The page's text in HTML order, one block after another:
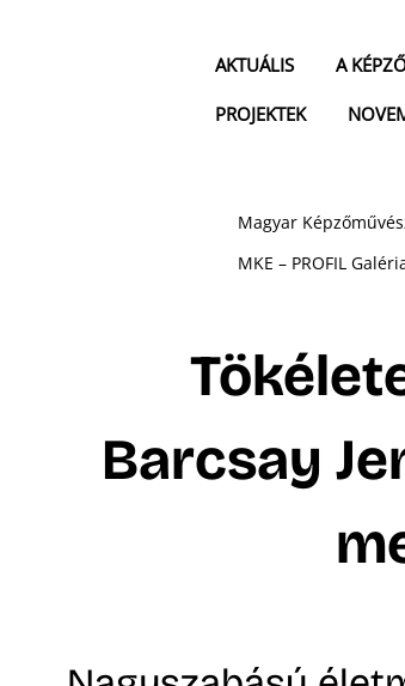
AKTUÁLIS A
PROJEKTEK
Magyar
MKE – PROFIL
Barcsay